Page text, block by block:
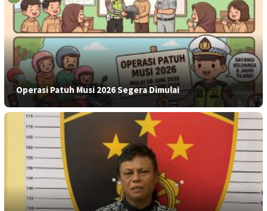
Operasi Patuh Musi 2026 Segera Dimulai